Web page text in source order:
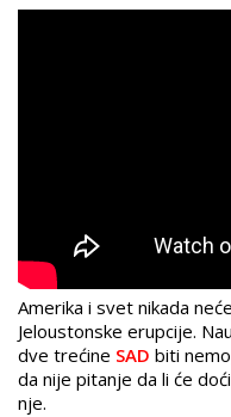
Amerika i svet nikada
Jeloustonske erupcije.
dve trećine SAD biti
da nije pitanje da li će
nje.